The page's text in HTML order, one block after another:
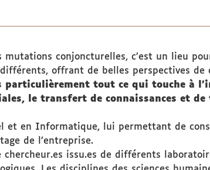
conjoncturelles, c’est un lieu
offrant de belles perspectives de
tout ce qui touche à
le transfert de connaissances et de
et en Informatique, lui permettant de
de l’entreprise.
issu.es de différents